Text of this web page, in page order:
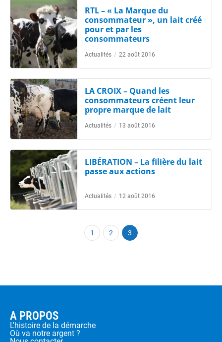
RTL – « La Marque du
consommateur », un lait créé
pour et par les
consommateurs
Actualités / 22 août 2016
LA CROIX – Quand les
consommateurs créent leur
propre marque de lait
Actualités / 13 août 2016
LIBÉRATION – La filière du lait
passe aux actions
Actualités / 12 août 2016
1 2 3
A PROPOS
L'histoire de la démarche
Où va notre argent ?